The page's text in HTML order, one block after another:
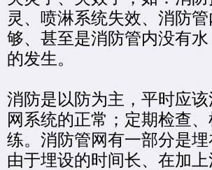
灵、喷淋系统失效、消防
够、甚至是消防管内没有水
的发生。
消防是以防为主，平时应
网系统的正常；定期检查
练。消防管网有一部分是埋
由于埋设的时间长、在加